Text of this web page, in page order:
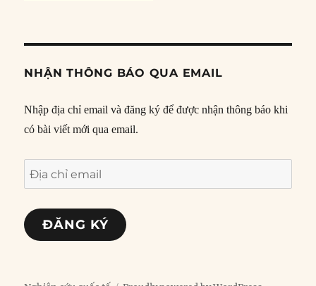
NHẬN THÔNG BÁO QUA EMAIL
Nhập địa chỉ email và đăng ký để được nhận thông báo khi
có bài viết mới qua email.
Địa
chỉ
email
ĐĂNG KÝ